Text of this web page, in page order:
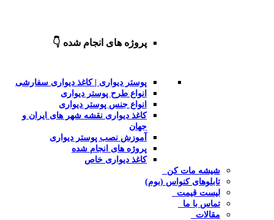
پروژه های انجام شده 👇
پوستر دیواری | کاغذ دیواری سفارشی
انواع طرح پوستر دیواری
انواع جنس پوستر دیواری
کاغذ دیواری نقشه شهر های ایران و
جهان
آموزش نصب پوستر دیواری
پروژه های انجام شده
کاغذ دیواری خاص
شیشه مات کن
تابلوهای کنواس (بوم)
لیست قیمت
تماس با ما
مقالات